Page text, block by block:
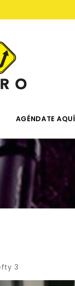
AGÉNDATE AQUÍ
3